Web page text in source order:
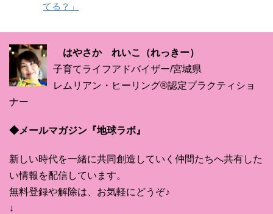
てる？」
はやさか れいこ（れっきー）
子育てライフアドバイザー/宮城県
レムリアン・ヒーリング®認定プラクティショ
ナー
◆メールマガジン『地球ラボ』
新しい時代を一緒に共同創造していく仲間たちへ共有した
い情報を配信しています。
無料登録や解除は、お気軽にどうぞ♪
↓